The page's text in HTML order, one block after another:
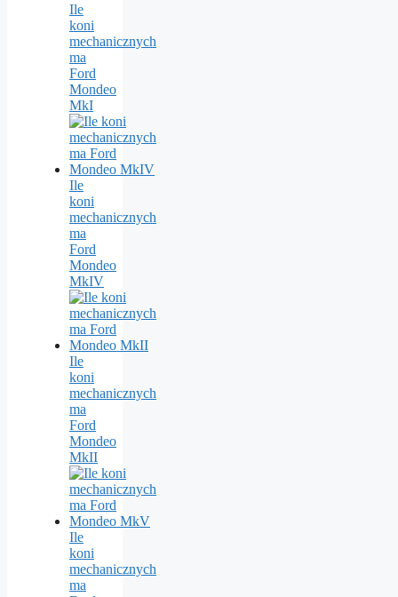
Ile
koni
mechanicznych
ma
Ford
Mondeo
MkI
Ile
koni
mechanicznych
ma
Ford
Mondeo
MkIV
Ile
koni
mechanicznych
ma
Ford
Mondeo
MkII
Ile
koni
mechanicznych
ma